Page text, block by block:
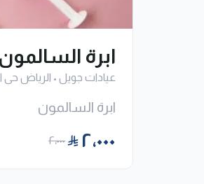
ابرة السالمون
عيادات جويل• الرياض حى
ابرة السالمون
٢٬٠٠٠ ٢٬٠٠٠